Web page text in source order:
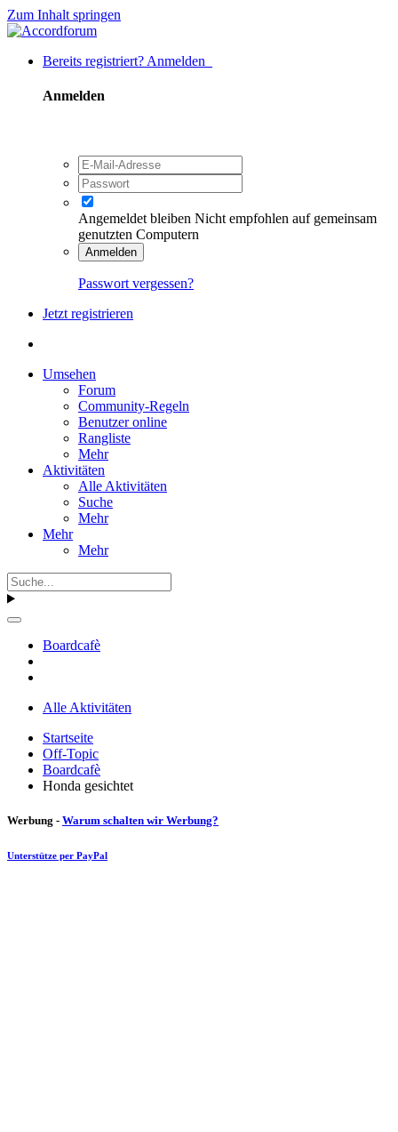
Zum Inhalt springen
Bereits registriert? Anmelden
Anmelden
Angemeldet bleiben Nicht empfohlen auf gemeinsam
genutzten Computern
Anmelden
Passwort vergessen?
Jetzt registrieren
Umsehen
Forum
Community-Regeln
Benutzer online
Rangliste
Mehr
Aktivitäten
Alle Aktivitäten
Suche
Mehr
Mehr
Mehr
Boardcafè
Alle Aktivitäten
Startseite
Off-Topic
Boardcafè
Honda gesichtet
Werbung - Warum schalten wir Werbung?
Unterstütze per PayPal